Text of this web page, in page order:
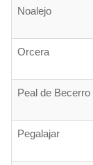
Noalejo
Orcera
Peal de Becerro
Pegalajar